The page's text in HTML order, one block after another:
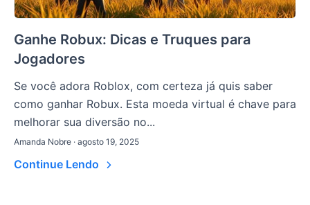
Ganhe Robux: Dicas e Truques para
Jogadores
Se você adora Roblox, com certeza já quis saber
como ganhar Robux. Esta moeda virtual é chave para
melhorar sua diversão no...
Amanda Nobre · agosto 19, 2025
Continue Lendo